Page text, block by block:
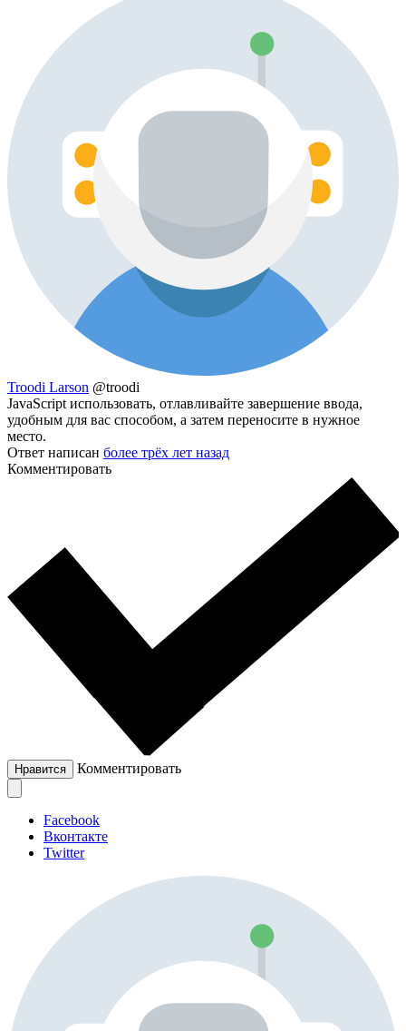
Troodi Larson @troodi
JavaScript использовать, отлавливайте завершение ввода,
удобным для вас способом, а затем переносите в нужное
место.
Ответ написан более трёх лет назад
Комментировать
Нравится Комментировать
Facebook
Вконтакте
Twitter